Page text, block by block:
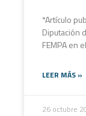
*Artículo
Diputación
FEMPA en
LEER MÁS »
26 octubre